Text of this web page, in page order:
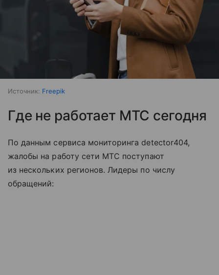
Источник: Freepik
Где не работает МТС сегодня
По данным сервиса мониторинга detector404,
жалобы на работу сети МТС поступают
из нескольких регионов. Лидеры по числу
обращений: